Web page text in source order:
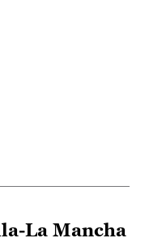
La Mancha